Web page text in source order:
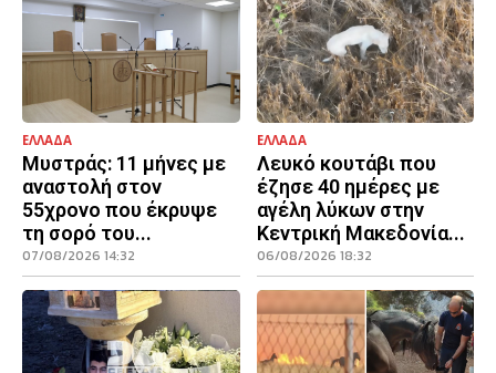
ΕΛΛΑΔΑ
Μυστράς: 11 μήνες με
αναστολή στον
55χρονο που έκρυψε
τη σορό του...
07/08/2026 14:32
ΕΛΛΑΔΑ
Λευκό κουτάβι που
έζησε 40 ημέρες με
αγέλη λύκων στην
Κεντρική Μακεδονία...
06/08/2026 18:32